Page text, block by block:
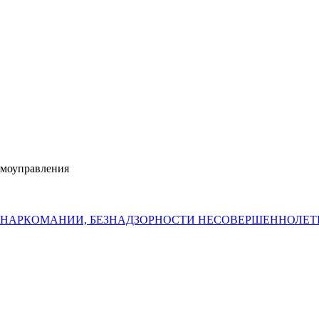
БЕЗНАДЗОРНОСТИ